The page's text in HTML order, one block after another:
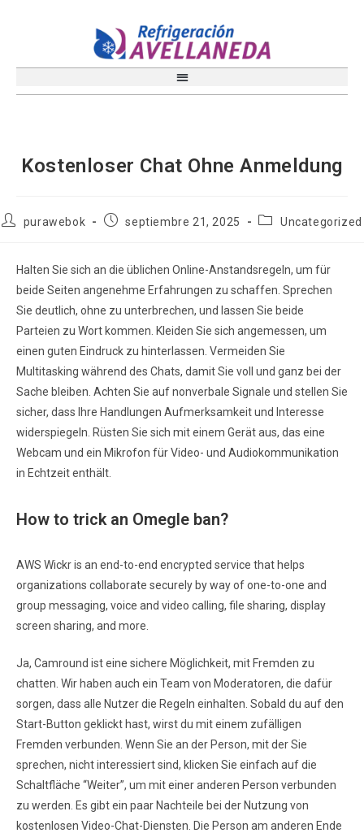
Kostenloser Chat Ohne Anmeldung
purawebok septiembre 21, 2025 Uncategorized
Halten Sie sich an die üblichen Online-Anstandsregeln, um für
beide Seiten angenehme Erfahrungen zu schaffen. Sprechen
Sie deutlich, ohne zu unterbrechen, und lassen Sie beide
Parteien zu Wort kommen. Kleiden Sie sich angemessen, um
einen guten Eindruck zu hinterlassen. Vermeiden Sie
Multitasking während des Chats, damit Sie voll und ganz bei der
Sache bleiben. Achten Sie auf nonverbale Signale und stellen Sie
sicher, dass Ihre Handlungen Aufmerksamkeit und Interesse
widerspiegeln. Rüsten Sie sich mit einem Gerät aus, das eine
Webcam und ein Mikrofon für Video- und Audiokommunikation
in Echtzeit enthält.
How to trick an Omegle ban?
AWS Wickr is an end-to-end encrypted service that helps
organizations collaborate securely by way of one-to-one and
group messaging, voice and video calling, file sharing, display
screen sharing, and more.
Ja, Camround ist eine sichere Möglichkeit, mit Fremden zu
chatten. Wir haben auch ein Team von Moderatoren, die dafür
sorgen, dass alle Nutzer die Regeln einhalten. Sobald du auf den
Start-Button geklickt hast, wirst du mit einem zufälligen
Fremden verbunden. Wenn Sie an der Person, mit der Sie
sprechen, nicht interessiert sind, klicken Sie einfach auf die
Schaltfläche “Weiter”, um mit einer anderen Person verbunden
zu werden. Es gibt ein paar Nachteile bei der Nutzung von
kostenlosen Video-Chat-Diensten. Die Person am anderen Ende